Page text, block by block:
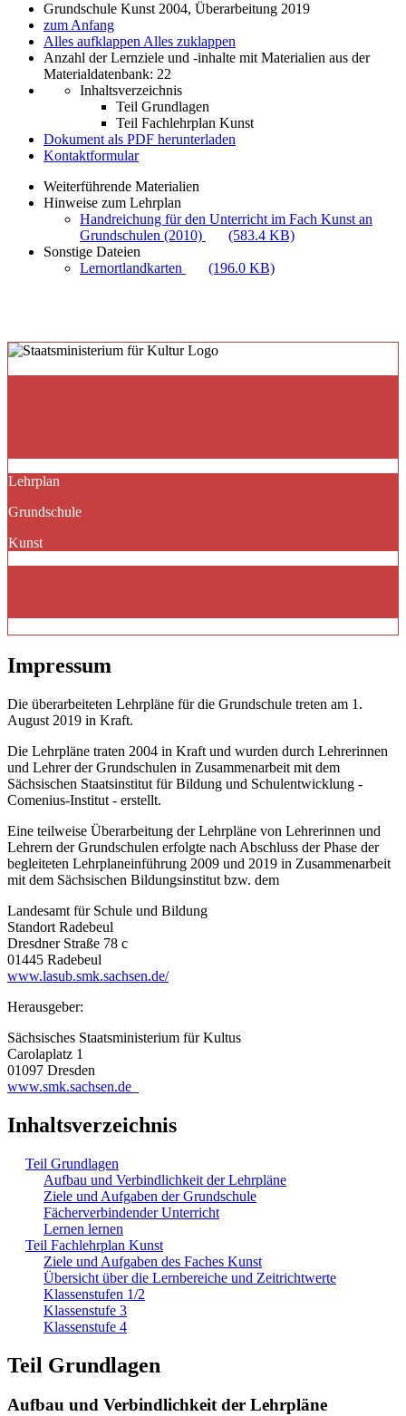
Grundschule Kunst 2004, Überarbeitung 2019
zum Anfang
Alles aufklappen Alles zuklappen
Anzahl der Lernziele und -inhalte mit Materialien aus der
Materialdatenbank: 22
Inhaltsverzeichnis
Teil Grundlagen
Teil Fachlehrplan Kunst
Dokument als PDF herunterladen
Kontaktformular
Weiterführende Materialien
Hinweise zum Lehrplan
Handreichung für den Unterricht im Fach Kunst an
Grundschulen (2010)
(583.4 KB)
Sonstige Dateien
Lernortlandkarten
(196.0 KB)
Lehrplan
Grundschule
Kunst
Impressum
Die überarbeiteten Lehrpläne für die Grundschule treten am 1.
August 2019 in Kraft.
Die Lehrpläne traten 2004 in Kraft und wurden durch Lehrerinnen
und Lehrer der Grundschulen in Zusammenarbeit mit dem
Sächsischen Staatsinstitut für Bildung und Schulentwicklung -
Comenius-Institut - erstellt.
Eine teilweise Überarbeitung der Lehrpläne von Lehrerinnen und
Lehrern der Grundschulen erfolgte nach Abschluss der Phase der
begleiteten Lehrplaneinführung 2009 und 2019 in Zusammenarbeit
mit dem Sächsischen Bildungsinstitut bzw. dem
Landesamt für Schule und Bildung
Standort Radebeul
Dresdner Straße 78 c
01445 Radebeul
www.lasub.smk.sachsen.de/
Herausgeber:
Sächsisches Staatsministerium für Kultus
Carolaplatz 1
01097 Dresden
www.smk.sachsen.de
Inhaltsverzeichnis
Teil Grundlagen
Aufbau und Verbindlichkeit der Lehrpläne
Ziele und Aufgaben der Grundschule
Fächerverbindender Unterricht
Lernen lernen
Teil Fachlehrplan Kunst
Ziele und Aufgaben des Faches Kunst
Übersicht über die Lernbereiche und Zeitrichtwerte
Klassenstufen 1/2
Klassenstufe 3
Klassenstufe 4
Teil Grundlagen
Aufbau und Verbindlichkeit der Lehrpläne